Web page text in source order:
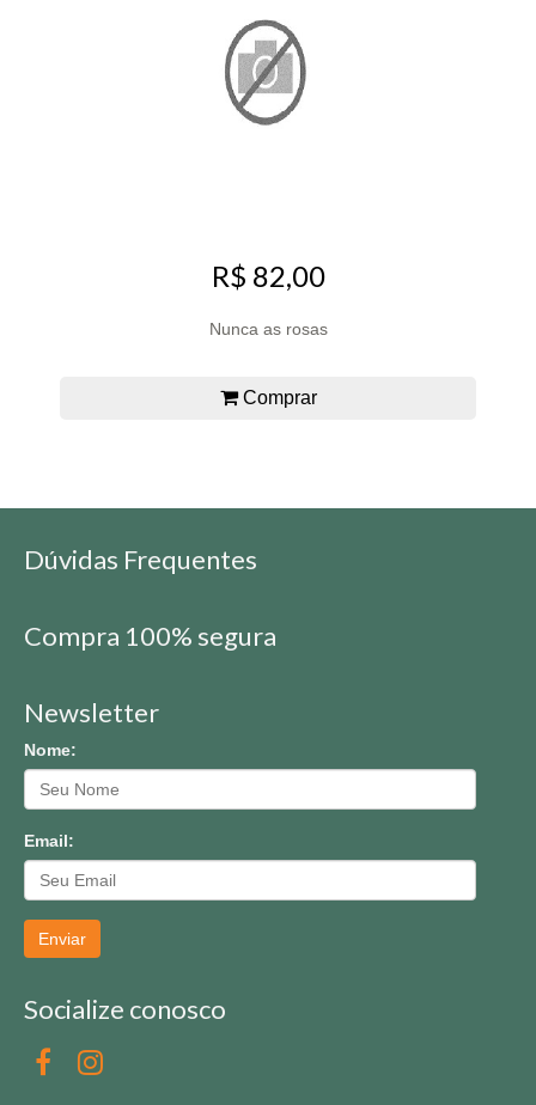
R$ 82,00
Nunca as rosas
Comprar
Dúvidas Frequentes
Compra 100% segura
Newsletter
Nome:
Email:
Enviar
Socialize conosco